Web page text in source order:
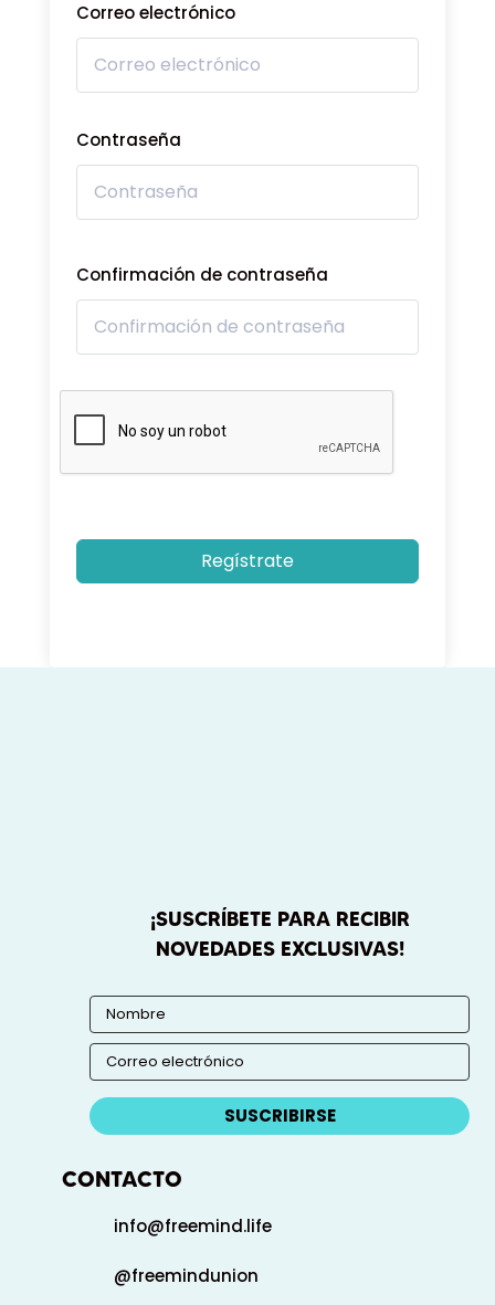
Correo electrónico
Contraseña
Confirmación de contraseña
Regístrate
¡SUSCRÍBETE PARA RECIBIR
NOVEDADES EXCLUSIVAS!
SUSCRIBIRSE
CONTACTO
info@freemind.life
@freemindunion